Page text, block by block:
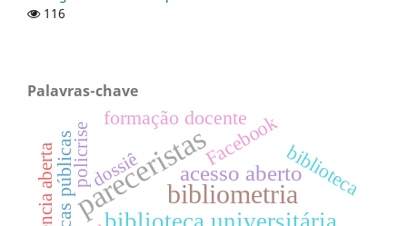
116
Palavras-chave
pareceristasbibliometria
acesso aberto
Facebookbiblioteca
formação docente
dossiê
policrise
ciência aberta